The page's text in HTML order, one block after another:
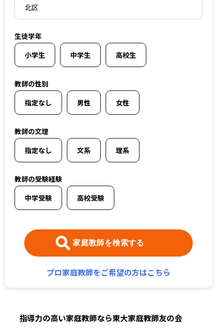
北区
生徒学年
小学生
中学生 高校生
教師の性別
指定なし
男性 女性
教師の文理
指定なし
文系 理系
教師の受験経験
中学受験
高校受験
家庭教師を検索する
プロ家庭教師をご希望の方はこちら
指導力の高い家庭教師なら東大家庭教師友の会
上記以外のエリア（海外含む）はオンライン指導で対応可能です
オンライン家庭教師
選択する